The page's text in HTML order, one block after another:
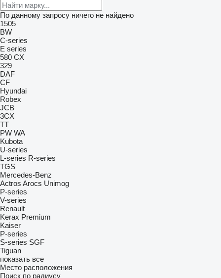
По данному запросу ничего не найдено
1505
BW
C-series
E series
580 CX
329
DAF
CF
Hyundai
Robex
JCB
3CX
TT
PW WA
Kubota
U-series
L-series R-series
TGS
Mercedes-Benz
Actros Arocs Unimog
P-series
V-series
Renault
Kerax Premium
Kaiser
P-series
S-series SGF
Tiguan
показать все
Место расположения
Поиск по радиусу